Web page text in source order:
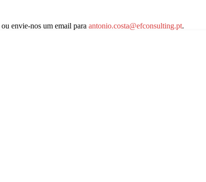
ou envie-nos um email para antonio.costa@efconsulting.pt.